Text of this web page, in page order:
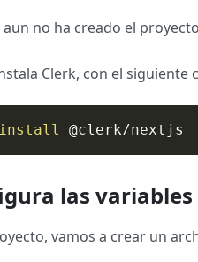
aun no ha creado el
Clerk, con el siguiente
install @clerk/nextjs
las
vamos a crear un